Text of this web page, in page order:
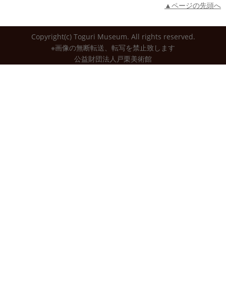
▲ページの先頭へ
Copyright(c) Toguri Museum. All rights reserved.
※画像の無断転送、転写を禁止致します
公益財団法人戸栗美術館